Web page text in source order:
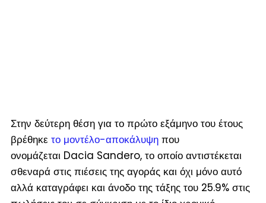
Στην δεύτερη θέση για το πρώτο εξάμηνο του έτους
βρέθηκε το μοντέλο-αποκάλυψηπου
ονομάζεται Dacia Sandero, το οποίο αντιστέκεται
σθεναρά στις πιέσεις της αγοράς και όχι μόνο αυτό
αλλά καταγράφει και άνοδο της τάξης του 25.9% στις